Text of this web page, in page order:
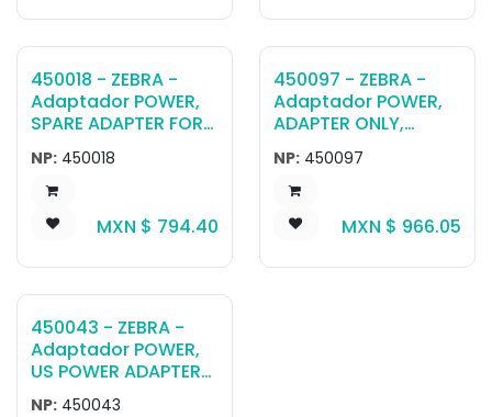
450018 - ZEBRA -
Adaptador POWER,
SPARE ADAPTER FOR
TABLET AND XSTAND
(BC,B10,D10,XC6,XST
AND)
NP: 450018
MXN $ 794.40
450097 - ZEBRA -
Adaptador POWER,
ADAPTER ONLY,
3PIN65W VI 1.77MM,
XR12
NP: 450097
MXN $ 966.05
450043 - ZEBRA -
Adaptador POWER,
US POWER ADAPTER
CORD C13 TYPE
NP: 450043